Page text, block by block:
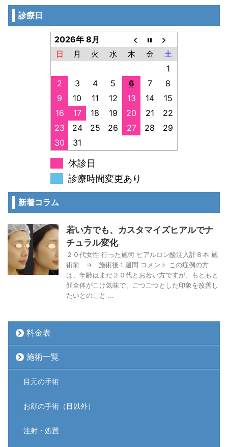
診療日
2026年 8月
日 月 火 水 木 金 土
1
2
3 4 5 6 7
8
9
10 11 12 13 14
15
16
17 18 19 20 21
22
23
24 25 26 27 28
29
30
31
休診日
診療時間変更あり
新着コラム
若い方でも、カスタマイズヒアルでナ
チュラル変化
２０代女性 行った施術 ヒアルロン酸注入計８本 施
術前 → 施術後１週間 コメント この症例の方
は、年齢はまだ２０代とお若い方ですが、もともと
顔全体がこけ気味で、ごつごつとした印象を改善し
たいとのこと ...
料金表
施術一覧
目元の手術
お顔の手術（目以外）
注射・処置